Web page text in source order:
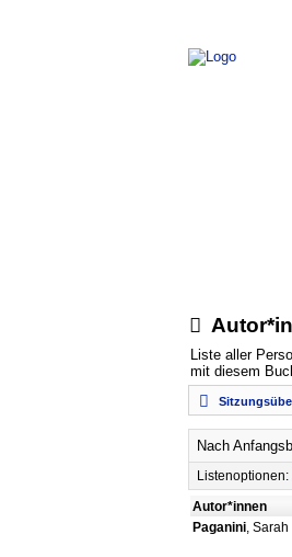
Liste aller
mit diesem
Nach
Listenoptionen:
Autor*innen
Paganini, Sarah